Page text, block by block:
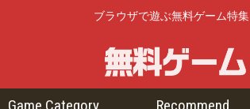
ブラウザで遊ぶ無料ゲーム特